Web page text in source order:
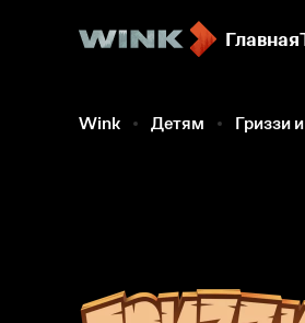
Главная
Wink Детям Гриззи